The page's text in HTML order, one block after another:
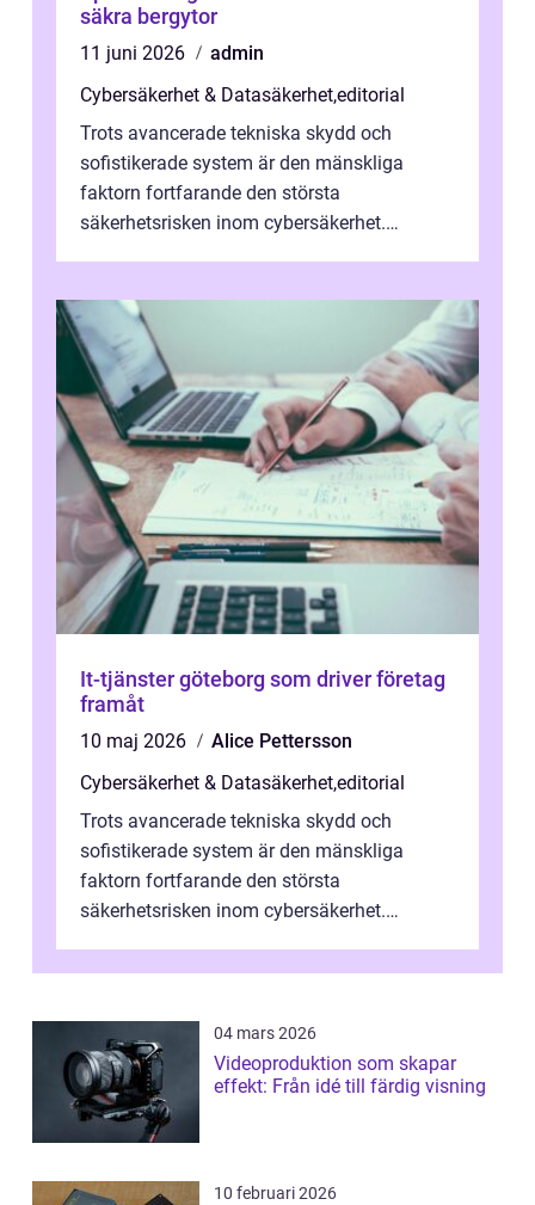
säkra bergytor
11 juni 2026
admin
Cybersäkerhet & Datasäkerhet,editorial
Trots avancerade tekniska skydd och
sofistikerade system är den mänskliga
faktorn fortfarande den största
säkerhetsrisken inom cybersäkerhet.
It-tjänster göteborg som driver företag
framåt
10 maj 2026
Alice Pettersson
Cybersäkerhet & Datasäkerhet,editorial
Trots avancerade tekniska skydd och
sofistikerade system är den mänskliga
faktorn fortfarande den största
säkerhetsrisken inom cybersäkerhet.
04 mars 2026
Videoproduktion som skapar
effekt: Från idé till färdig visning
10 februari 2026